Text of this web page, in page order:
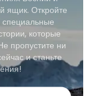
ящик. Откройте
специальные
которые
пропустите ни
и станьте